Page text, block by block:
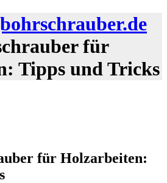
für
Tipps und Tricks
für Holzarbeiten: